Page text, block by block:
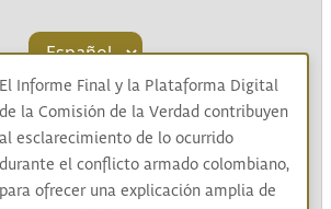
mujer cosecha
la mujer río
El Informe Final y la Plataforma Digital
de la Comisión de la Verdad contribuyen
al esclarecimiento de lo ocurrido
durante el conflicto armado colombiano,
para ofrecer una explicación amplia de